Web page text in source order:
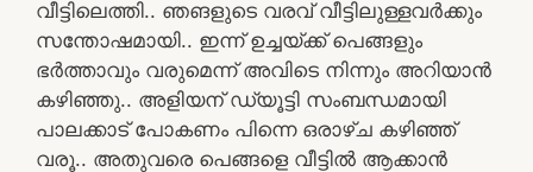
വീട്ടിലെത്തി.. ഞങളുടെ വരവ് വീട്ടിലുള്ളവർക്കും
സന്തോഷമായി.. ഇന്ന് ഉച്ചയ്ക്ക് പെങ്ങളും
ഭർത്താവും വരുമെന്ന് അവിടെ നിന്നും അറിയാൻ
കഴിഞ്ഞു.. അളിയന് ഡ്യൂട്ടി സംബന്ധമായി
പാലക്കാട് പോകണം പിന്നെ ഒരാഴ്ച കഴിഞ്ഞ്
വരൂ.. അതുവരെ പെങ്ങളെ വീട്ടിൽ ആക്കാൻ